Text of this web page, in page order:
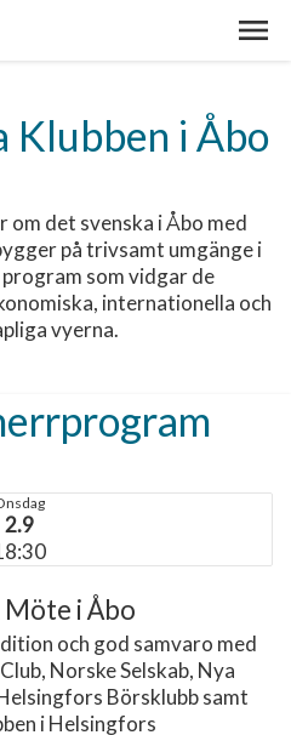
Klubben i Åbo
om det svenska i Åbo med
på trivsamt umgänge i
som vidgar de
internationella och
vyerna.
2.9
i Åbo
och god samvaro med
Norske Selskab, Nya
Börsklubb samt
i Helsingfors